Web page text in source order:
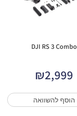
DJI RS 3 Combo
₪2,999
הוסף להשוואה